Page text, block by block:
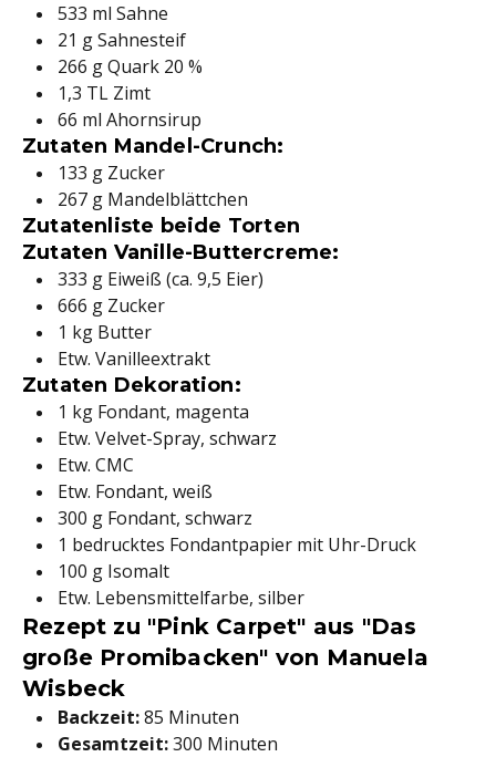
533 ml Sahne
21 g Sahnesteif
266 g Quark 20 %
1,3 TL Zimt
66 ml Ahornsirup
Zutaten Mandel-Crunch:
133 g Zucker
267 g Mandelblättchen
Zutatenliste beide Torten
Zutaten Vanille-Buttercreme:
333 g Eiweiß (ca. 9,5 Eier)
666 g Zucker
1 kg Butter
Etw. Vanilleextrakt
Zutaten Dekoration:
1 kg Fondant, magenta
Etw. Velvet-Spray, schwarz
Etw. CMC
Etw. Fondant, weiß
300 g Fondant, schwarz
1 bedrucktes Fondantpapier mit Uhr-Druck
100 g Isomalt
Etw. Lebensmittelfarbe, silber
Rezept zu "Pink Carpet" aus "Das
große Promibacken" von Manuela
Wisbeck
Backzeit:85 Minuten
Gesamtzeit:300 Minuten